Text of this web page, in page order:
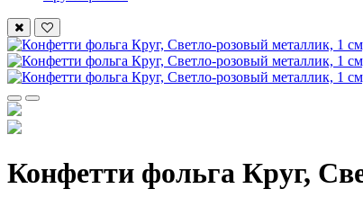
Конфетти фольга Круг,